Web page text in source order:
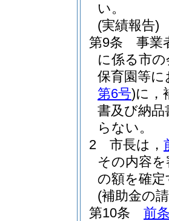
い。
(実績報告)
第9条
事業
に係る市
保育園等に
第6号)に，
書及び納
らない。
2
市長は，
その内容
の額を確
(補助金の
第10条
前